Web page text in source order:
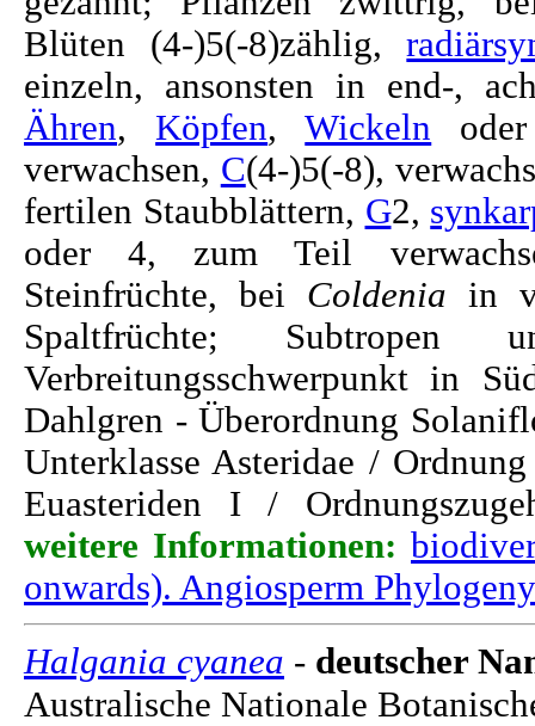
Blüten (4-)5(-8)zählig,
einzeln, ansonsten in end-,
Ähren, Köpfen,Wickeln
verwachsen, C(4-)5(-8),
fertilen Staubblättern, G2,
oder 4, zum Teil
Steinfrüchte, bei Coldenia in
Spaltfrüchte; Subtropen
Verbreitungsschwerpunkt in
Dahlgren - Überordnung
Unterklasse Asteridae /
Euasteriden I /
weitere Informationen:
onwards). Angiosperm
Halgania cyanea - deutscher
Australische Nationale